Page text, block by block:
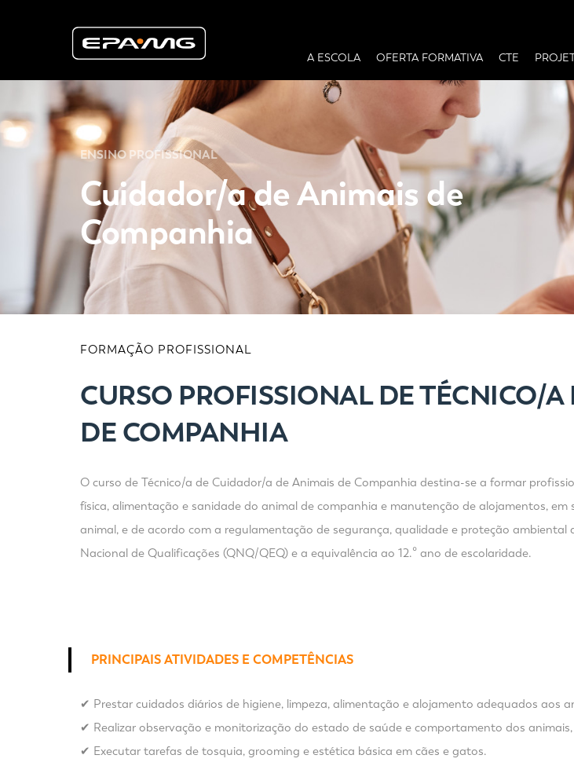
A ESCOLA OFERTA FORMATIVA CTE
ENSINO PROFISSIONAL
Cuidador/a de Animais de
Companhia
FORMAÇÃO PROFISSIONAL
CURSO PROFISSIONAL DE TÉCNICO/
DE COMPANHIA
O curso de Técnico/a de Cuidador/a de Animais de Companhia destina-se a formar
física, alimentação e sanidade do animal de companhia e manutenção de alojamentos,
animal, e de acordo com a regulamentação de segurança, qualidade e proteção
Nacional de Qualificações (QNQ/QEQ) e a equivalência ao 12.º ano de escolaridade.
PRINCIPAIS ATIVIDADES E COMPETÊNCIAS
✔ Prestar cuidados diários de higiene, limpeza, alimentação e alojamento adequados aos
✔ Realizar observação e monitorização do estado de saúde e comportamento dos
✔ Executar tarefas de tosquia, grooming e estética básica em cães e gatos.